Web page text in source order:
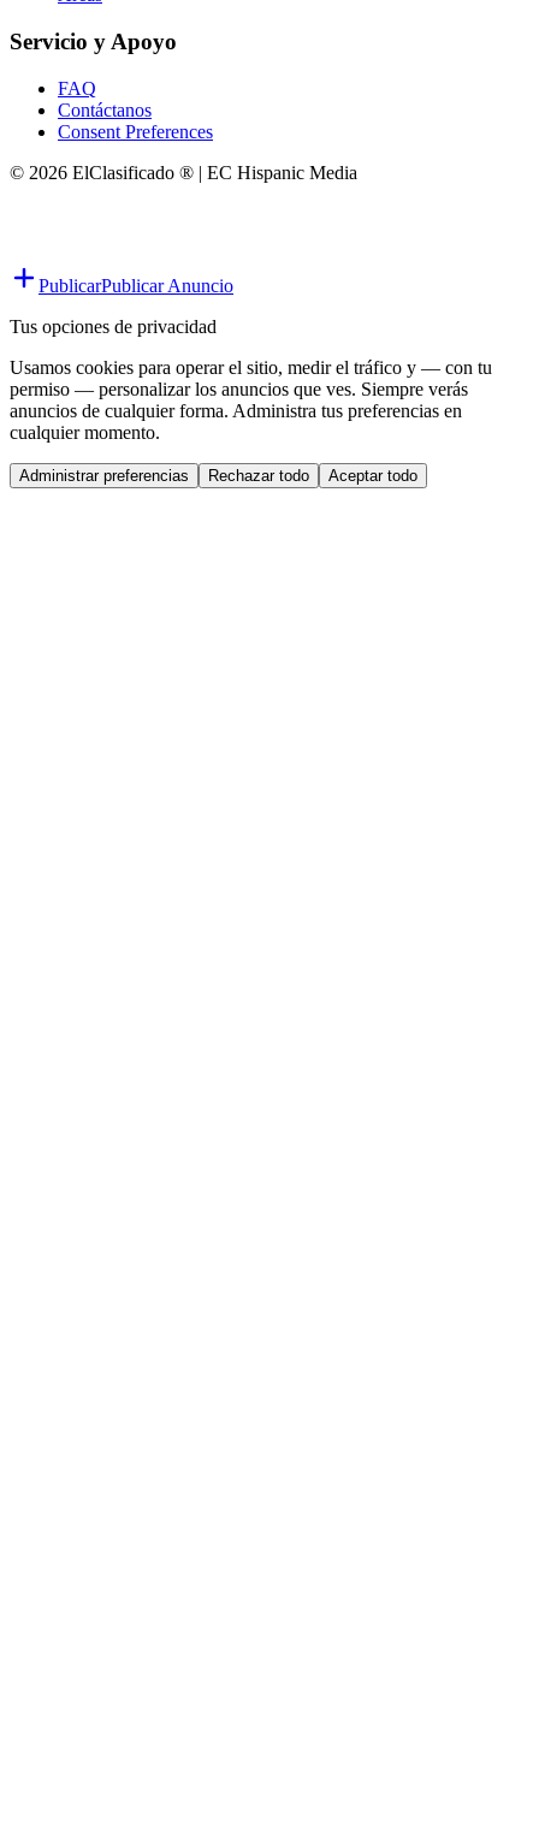
Servicio y Apoyo
FAQ
Contáctanos
Consent Preferences
© 2026 ElClasificado ® | EC Hispanic Media
PublicarPublicar Anuncio
Tus opciones de privacidad
Usamos cookies para operar el sitio, medir el tráfico y — con tu
permiso — personalizar los anuncios que ves. Siempre verás
anuncios de cualquier forma. Administra tus preferencias en
cualquier momento.
Administrar preferencias Rechazar todo Aceptar todo